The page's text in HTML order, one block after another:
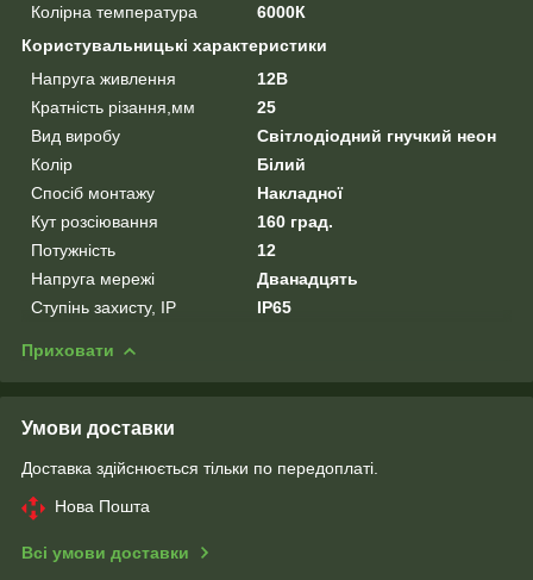
Колірна температура
6000К
Користувальницькі характеристики
Напруга живлення
12В
Кратність різання,мм
25
Вид виробу
Світлодіодний гнучкий неон
Колір
Білий
Спосіб монтажу
Накладної
Кут розсіювання
160 град.
Потужність
12
Напруга мережі
Дванадцять
Ступінь захисту, IP
IP65
Приховати
Умови доставки
Доставка здійснюється тільки по передоплаті.
Нова Пошта
Всі умови доставки